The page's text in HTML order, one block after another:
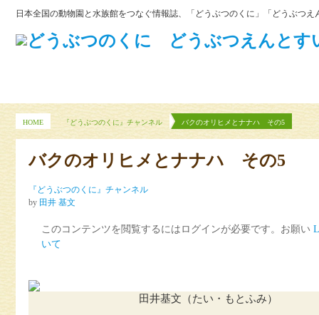
日本全国の動物園と水族館をつなぐ情報誌、「どうぶつのくに」「どうぶつえ
HOME 『どうぶつのくに』チャンネル バクのオリヒメとナナハ その5
バクのオリヒメとナナハ その5
『どうぶつのくに』チャンネル
by 田井 基文
このコンテンツを閲覧するにはログインが必要です。お願い
いて
田井基文（たい・もとふみ）